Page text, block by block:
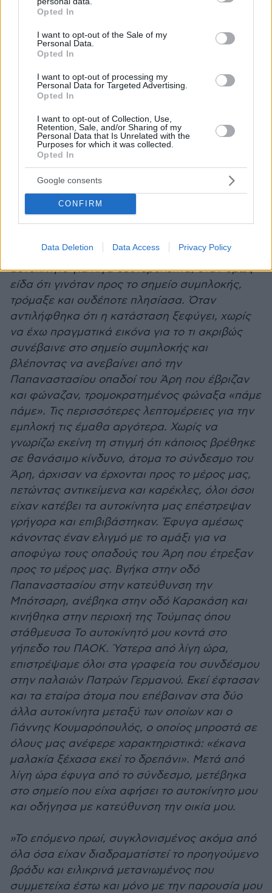
grant or deny consent to Google and its third-party tags to
use your data for below specified purposes in below Google
consent section.
Opted In
I want to opt-out of the Sale of my
Personal Data.
Opted In
I want to opt-out of processing my
Personal Data for Targeted Advertising.
Opted In
I want to opt-out of Collection, Use,
Retention, Sale, and/or Sharing of my
Personal Data that Is Unrelated with the
Purposes for which it was collected.
Opted In
Google consents
CONFIRM
Data Deletion Data Access Privacy Policy
συνέχεια, ούτε μια στιγμή δεν απομακρύνθηκα
από το αυτοκίνητο που οδηγούσα.
αυτοκίνητο, ξεκίνησε η συμπλοκή, Κατέβηκαν
όλοι όσοι επέβαιναν στο δικό μου αυτοκίνητο,
στάθμευσα το δικό μου. Εγώ κατέβηκα απ’ το
αυτοκίνητο μόνο για να δω τι συνέβαινε και
ποια άτομα είχαν βρει ακόμα όμως δεν είχα
τραβήξει το χειρόφρενο και το αμάξι άρχισε να
κατηφορίζει μόνο του στην Πλαστήρα. Ενώ ήδη
όλοι υπόλοιποι είχαν φτάσει στο σημείο της
συμπλοκής, εγώ μπήκα αμέσως ξανά στο αμάξι
την πόρτα του οδηγού, κατέβηκα απ’ το
αυτοκίνητο για λίγα δευτερόλεπτα, όταν όμως
είδα ότι γινόταν προς το σημείο συμπλοκής,
τρόμαξε και ουδέποτε πλησίασα. Όταν
αντιλήφθηκα ότι η κατάσταση ξεφύγει, χωρίς
να έχω πραγματικά εικόνα για το τι ακριβώς
συνέβαινε στο σημείο συμπλοκής και
βλέποντας να ανεβαίνει από την
Παπαναστασίου οπαδοί του Άρη που έβριζαν
και φώναζαν, τρομοκρατημένος φώναξα «πάμε
πάμε». Τις περισσότερες λεπτομέρειες για την
εμπλοκή τις έμαθα αργότερα. Χωρίς να
γνωρίζω εκείνη τη στιγμή ότι κάποιος βρέθηκε
σε θανάσιμο κίνδυνο, άτομα το σύνδεσμο του
Άρη, άρχισαν να έρχονται προς το μέρος μας,
πετώντας αντικείμενα και καρέκλες, όλοι όσοι
είχαν κατέβει τα αυτοκίνητα μας επέστρεψαν
γρήγορα και επιβιβάστηκαν. Έφυγα αμέσως
κάνοντας έναν ελιγμό με το αμάξι για να
αποφύγω τους οπαδούς του Άρη που έτρεξαν
προς το μέρος μας. Βγήκα στην οδό
Παπαναστασίου στην κατεύθυνση την
Μπότσαρη, ανέβηκα στην οδό Καρακάση και
κινήθηκα στην περιοχή της Τούμπας όπου
στάθμευσα Το αυτοκίνητό μου κοντά στο
γήπεδο του ΠΑΟΚ. Ύστερα από λίγη ώρα,
επιστρέψαμε όλοι στα γραφεία του συνδέσμου
στην παλαιών Πατρών Γερμανού. Εκεί έφτασαν
και τα εταίρα άτομα που επέβαιναν στα δύο
άλλα αυτοκίνητα μεταξύ των οποίων και ο
Γιάννης Κουμαρόπουλός, ο οποίος μπροστά σε
όλους μας ανέφερε χαρακτηριστικά: «έκανα
μαλακία ξέχασα εκεί το δρεπάνι». Μετά από
λίγη ώρα έφυγα από το σύνδεσμο, μετέβηκα
στο σημείο που είχα αφήσει το αυτοκίνητο μου
και οδήγησα με κατεύθυνση την οικία μου.
»Το επόμενο πρωί, συγκλονισμένος ακόμα από
όλα όσα είχαν διαδραματίστεί το προηγούμενο
βράδυ και ειλικρινά μετανιωμένος που
συμμετείχα έστω και μόνο με την παρουσία μου